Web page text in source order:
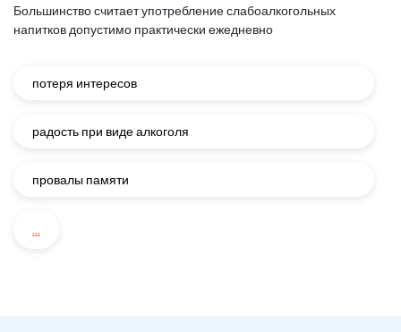
Большинство считает употребление слабоалкогольных
напитков допустимо практически ежедневно
потеря интересов
радость при виде алкоголя
провалы памяти
...